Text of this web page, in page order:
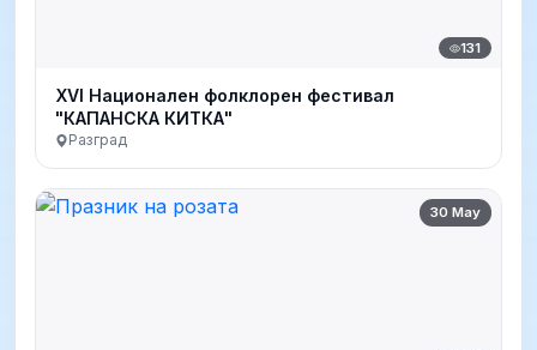
131
XVI Национален фолклорен фестивал
"КАПАНСКА КИТКА"
Разград
30 May